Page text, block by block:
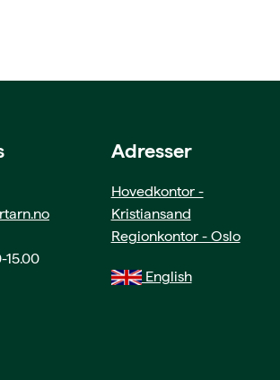
15.00
Adresser
Hovedkontor -
Kristiansand
Regionkontor - Oslo
English